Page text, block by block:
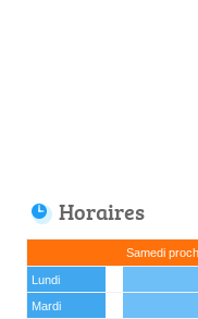
Horaires
Samedi
Lundi
Mardi